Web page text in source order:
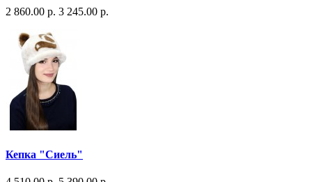
2 860.00 р. 3 245.00 р.
Кепка "Сиель"